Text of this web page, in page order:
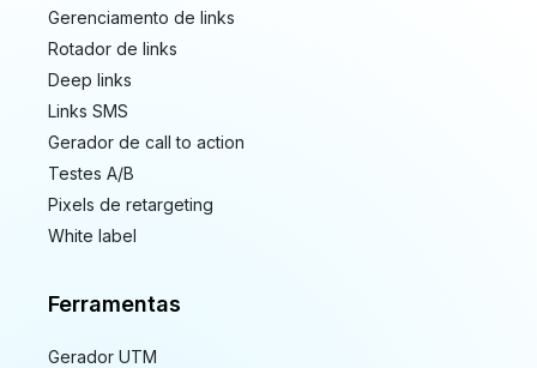
Gerenciamento de links
Rotador de links
Deep links
Links SMS
Gerador de call to action
Testes A/B
Pixels de retargeting
White label
Ferramentas
Gerador UTM